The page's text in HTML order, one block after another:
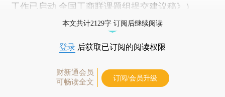
工作已启动 全国工商联课题组提交建议稿》）
本文共计2129字 订阅后继续阅读
登录 后获取已订阅的阅读权限
财新通会员
可畅读全文
订阅/会员升级